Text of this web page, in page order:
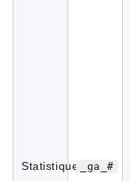
Statistiques _ga_#